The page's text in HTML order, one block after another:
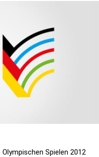
Spielen 2012